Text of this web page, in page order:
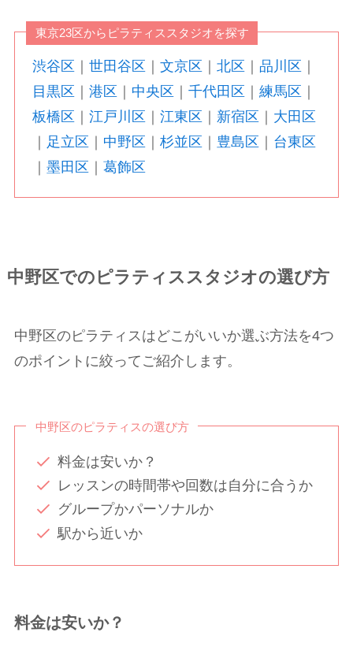
東京23区からピラティススタジオを探す
渋谷区 ｜世田谷区 ｜文京区 ｜北区 ｜ 品川区 ｜
目黒区 ｜港区 ｜ 中央区 ｜千代田区 ｜練馬区 ｜
板橋区 ｜江戸川区 ｜江東区 ｜ 新宿区 ｜ 大田区
｜ 足立区 ｜ 中野区 ｜杉並区 ｜ 豊島区 ｜ 台東区
｜墨田区 ｜葛飾区
中野区でのピラティススタジオの選び方
中野区のピラティスはどこがいいか選ぶ方法を4つ
のポイントに絞ってご紹介します。
中野区のピラティスの選び方
料金は安いか？
レッスンの時間帯や回数は自分に合うか
グループかパーソナルか
駅から近いか
料金は安いか？